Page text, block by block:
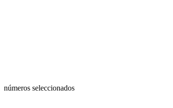
números seleccionados